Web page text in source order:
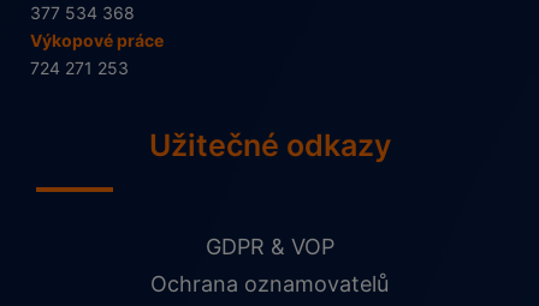
377 534 368
Výkopové práce
724 271 253
Užitečné odkazy
GDPR & VOP
Ochrana oznamovatelů